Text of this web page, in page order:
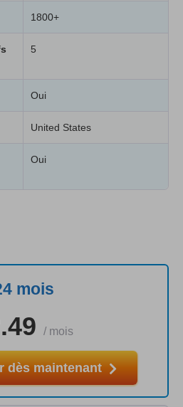
1800+
5
Oui
United States
Oui
mois
/ mois
dès maintenant